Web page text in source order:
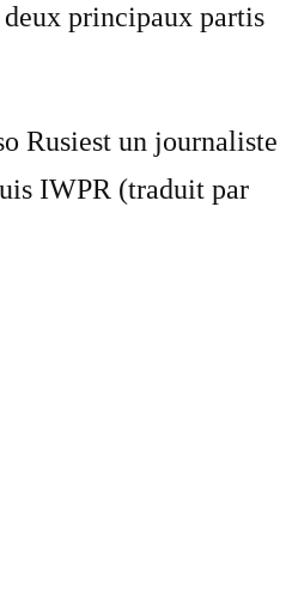
principaux partis
Rusiest un journaliste
IWPR (traduit par